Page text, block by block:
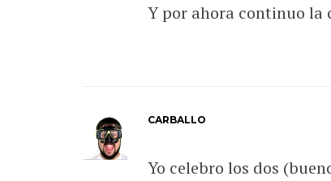
Y por ahora continuo
CARBALLO
Yo celebro los dos